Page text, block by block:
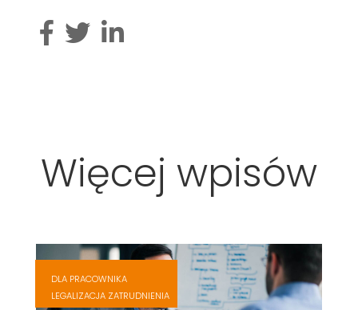
Więcej wpisów
DLA PRACOWNIKA
,
LEGALIZACJA ZATRUDNIENIA
,